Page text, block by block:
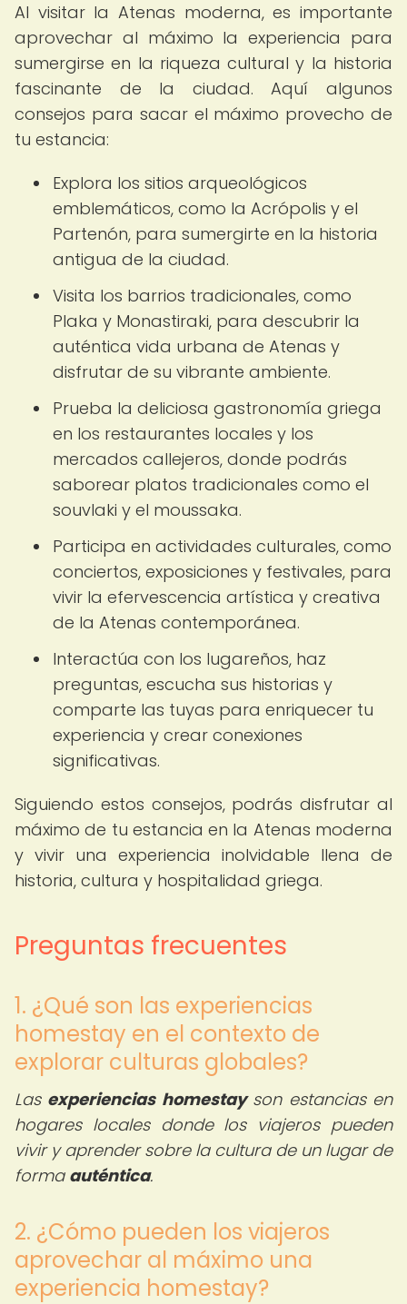
Al visitar la Atenas moderna, es importante
aprovechar al máximo la experiencia para
sumergirse en la riqueza cultural y la historia
fascinante de la ciudad. Aquí algunos
consejos para sacar el máximo provecho de
tu estancia:
Explora los sitios arqueológicos
emblemáticos, como la Acrópolis y el
Partenón, para sumergirte en la historia
antigua de la ciudad.
Visita los barrios tradicionales, como
Plaka y Monastiraki, para descubrir la
auténtica vida urbana de Atenas y
disfrutar de su vibrante ambiente.
Prueba la deliciosa gastronomía griega
en los restaurantes locales y los
mercados callejeros, donde podrás
saborear platos tradicionales como el
souvlaki y el moussaka.
Participa en actividades culturales, como
conciertos, exposiciones y festivales, para
vivir la efervescencia artística y creativa
de la Atenas contemporánea.
Interactúa con los lugareños, haz
preguntas, escucha sus historias y
comparte las tuyas para enriquecer tu
experiencia y crear conexiones
significativas.
Siguiendo estos consejos, podrás disfrutar al
máximo de tu estancia en la Atenas moderna
y vivir una experiencia inolvidable llena de
historia, cultura y hospitalidad griega.
Preguntas frecuentes
1. ¿Qué son las experiencias
homestay en el contexto de
explorar culturas globales?
Las experiencias homestayson estancias en
hogares locales donde los viajeros pueden
vivir y aprender sobre la cultura de un lugar de
forma auténtica.
2. ¿Cómo pueden los viajeros
aprovechar al máximo una
experiencia homestay?